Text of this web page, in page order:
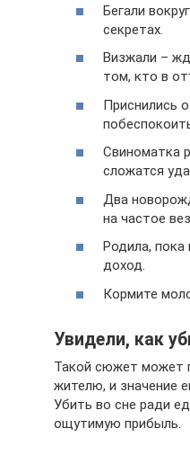
Бегали
секретах.
Визжали –
том, кто в
Приснились
Свиноматка
сложатся
Два
на частое
Родила, пока
доход.
Кормите
Увидели, как
Такой сюжет может
жителю, и значение
Убить во сне ради
ощутимую прибыль.